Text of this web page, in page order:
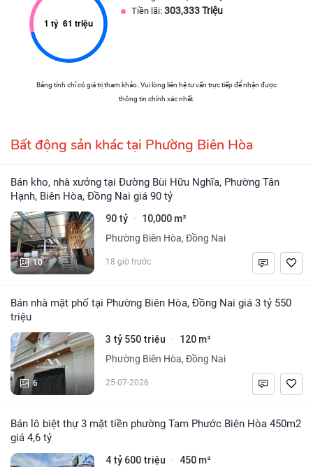
Tiền lãi: 303,333 Triệu
Bảng tính chỉ có giá trị tham khảo. Vui lòng liên hệ tư vấn trực tiếp để nhận được
thông tin chính xác nhất.
Bất động sản khác tại Phường Biên Hòa
Bán kho, nhà xưởng tại Đường Bùi Hữu Nghĩa, Phường Tân
Hạnh, Biên Hòa, Đồng Nai giá 90 tỷ
10
90 tỷ · 10,000 m²
Phường Biên Hòa, Đồng Nai
18 giờ trước
Bán nhà mặt phố tại Phường Biên Hòa, Đồng Nai giá 3 tỷ 550
triệu
6
3 tỷ 550 triệu · 120 m²
Phường Biên Hòa, Đồng Nai
25-07-2026
Bán lô biệt thự 3 mặt tiền phường Tam Phước Biên Hòa 450m2
giá 4,6 tỷ
4 tỷ 600 triệu · 450 m²